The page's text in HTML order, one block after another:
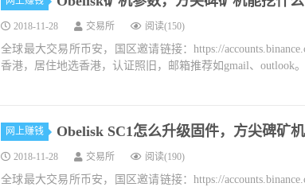
2018-11-28 交易所 阅读(150)
全球最大交易所币安，国区邀请链接：https://
香港，居住地选香港，认证照旧，邮箱推荐如gmail、outlook
网上赚钱 Obelisk SC1怎么升级固件，方尖碑矿
2018-11-28 交易所 阅读(190)
全球最大交易所币安，国区邀请链接：https://